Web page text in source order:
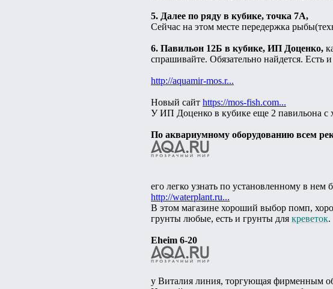
5. Далее по ряду в кубике, точка 7А,
Сейчас на этом месте передержка
6. Павильон 12Б в кубике, ИП Доценко,
спрашивайте. Обязательно найдется. Есть
http://aquamir-mos.r...
Новый сайт https://mos-fish.com...
У ИП Доценко в кубике еще 2 павильона с
По аквариумному оборудованию всем
его легко узнать по установленному в нем
http://waterplant.ru...
В этом магазине хороший выбор помп,
грунты любые, есть и грунты для креветок.
Eheim 6-20
у Виталия линия, торгующая фирменным